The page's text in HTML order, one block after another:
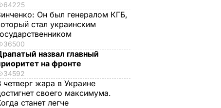
64225
Он был генералом КГБ,
стал украинским
36500
назвал главный
на фронте
34592
четверг жара в Украине
своего максимума.
станет легче